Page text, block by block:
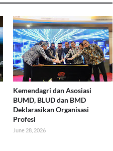
Kemendagri dan Asosiasi
BUMD, BLUD dan BMD
Deklarasikan Organisasi
Profesi
June 28, 2026